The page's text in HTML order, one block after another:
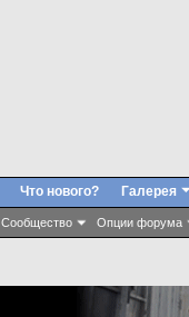
Сообщество Опции форума
Что нового? Галерея